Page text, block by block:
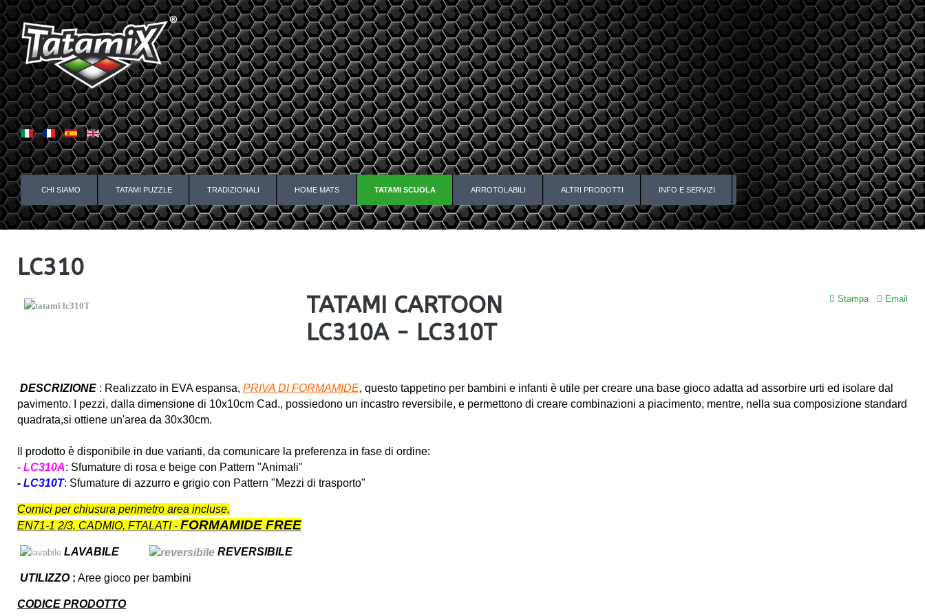
CHI SIAMO TATAMI PUZZLE TRADIZIONALI HOME MATS TATAMI SCUOLA ARROTOLABILI ALTRI PRODOTTI INFO E SERVIZI
LC310
Stampa Email
TATAMI CARTOON
LC310A - LC310T
DESCRIZIONE : Realizzato in EVA espansa, PRIVA DI FORMAMIDE, questo tappetino per bambini e infanti è utile per creare una base gioco adatta ad assorbire urti ed isolare dal
pavimento. I pezzi, dalla dimensione di 10x10cm Cad., possiedono un incastro reversibile, e permettono di creare combinazioni a piacimento, mentre, nella sua composizione standard
quadrata,si ottiene un'area da 30x30cm.
Il prodotto è disponibile in due varianti, da comunicare la preferenza in fase di ordine:
- LC310A: Sfumature di rosa e beige con Pattern "Animali"
- LC310T: Sfumature di azzurro e grigio con Pattern "Mezzi di trasporto"
Cornici per chiusura perimetro area incluse.
EN71-1 2/3, CADMIO, FTALATI - FORMAMIDE FREE
LAVABILE REVERSIBILE
UTILIZZO: Aree gioco per bambini
CODICE PRODOTTO